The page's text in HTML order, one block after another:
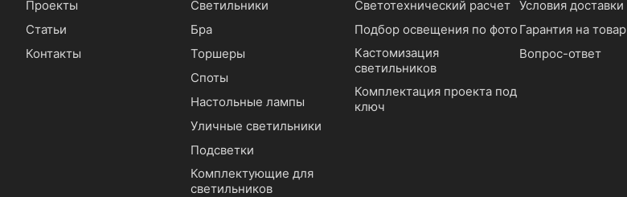
Проекты
Статьи
Контакты
Светильники
Бра
Торшеры
Споты
Настольные лампы
Уличные светильники
Подсветки
Комплектующие для
светильников
Светотехнический расчет
Подбор освещения по фото
Кастомизация
светильников
Комплектация проекта под
ключ
Условия доставки
Гарантия на товар
Вопрос-ответ